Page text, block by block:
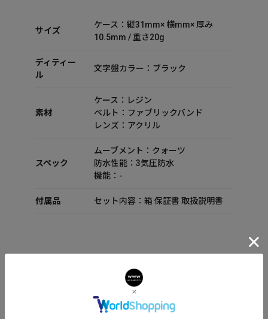
サイズ
ケース：縦31mm× 横mm× 厚み
10.5mm / 重さ20g
ディティー
ル
文字盤カラー：ブラック
素材
ケース：レジン
ベルト：ファブリックバンド
レンズ：アクリル
スペック
ムーブメント：クォーツ
防水性能：3気圧防水
機能：-
付属品 セット内容：箱 保証書 取扱説明書